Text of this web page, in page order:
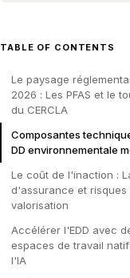
TABLE OF CONTENTS
Le paysage
2026 : Les PFAS et le
du CERCLA
Composantes
DD environnementale
Le coût de l'inaction :
d'assurance et risques
valorisation
Accélérer l'EDD avec
espaces de travail
l'IA